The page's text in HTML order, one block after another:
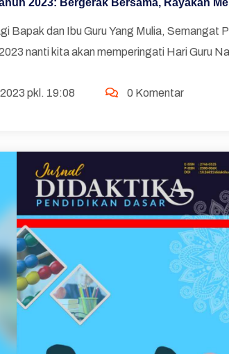
2023: Bergerak Bersama, Rayakan
Bapak dan Ibu Guru Yang Mulia, Semangat
nanti kita akan memperingati Hari Guru
pkl. 19:08
0 Komentar